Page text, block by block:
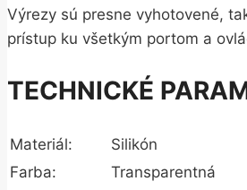
Výrezy sú presne vyhotovené,
prístup ku všetkým portom a
TECHNICKÉ
Materiál:
Silikón
Farba:
Transparentná